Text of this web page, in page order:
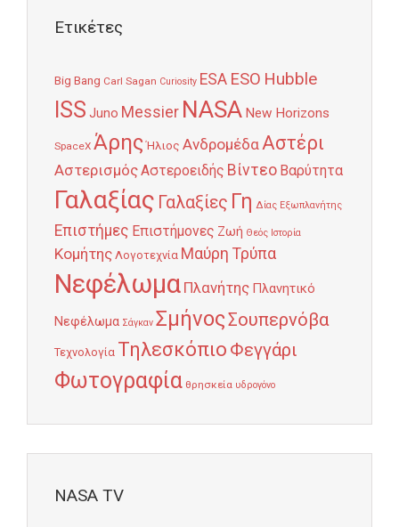
Ετικέτες
Big Bang Carl Sagan Curiosity ESA ESO Hubble
ISS Juno Messier NASA New Horizons
SpaceX Άρης Ήλιος ΑνδρομέδαΑστέρι
ΑστερισμόςΑστεροειδής Βίντεο Βαρύτητα
Γαλαξίας Γαλαξίες Γη Δίας Εξωπλανήτης
Επιστήμες Επιστήμονες Ζωή Θεός Ιστορία
Κομήτης Λογοτεχνία Μαύρη Τρύπα
Νεφέλωμα Πλανήτης Πλανητικό
Νεφέλωμα Σάγκαν ΣμήνοςΣουπερνόβα
Τεχνολογία Τηλεσκόπιο Φεγγάρι
Φωτογραφία θρησκεία υδρογόνο
NASA TV